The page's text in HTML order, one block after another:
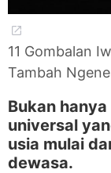
11 Gombalan
Tambah
Bukan
universal
usia mulai
dewasa.